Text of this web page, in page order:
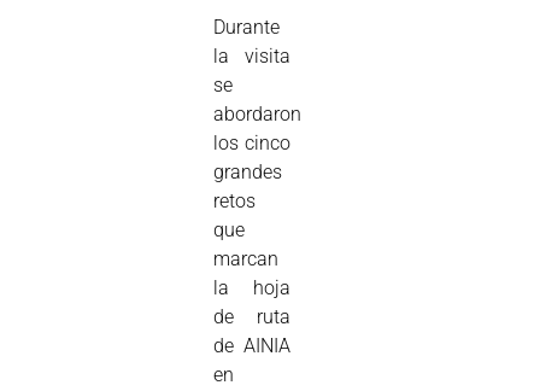
Durante
la visita
se
abordaron
los cinco
grandes
retos
que
marcan
la hoja
de ruta
de AINIA
en